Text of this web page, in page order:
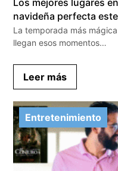
Los mejores lugares
navideña perfecta
La temporada más
llegan esos momentos…
Leer más
Entretenimiento